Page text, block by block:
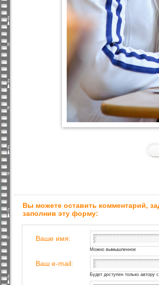
Вы можете оставить комментарий,
заполнив эту форму:
Ваше имя:
Можно вымышленное
Ваш e-mail:
Будет доступен только